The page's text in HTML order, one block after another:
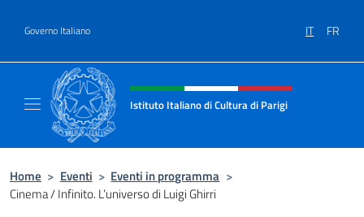
Governo Italiano IT FR
Intestazione sito, social e menù
Istituto Italiano di Cultura di Parigi
Home > Eventi > Eventi in programma >
Cinema / Infinito. L’universo di Luigi Ghirri